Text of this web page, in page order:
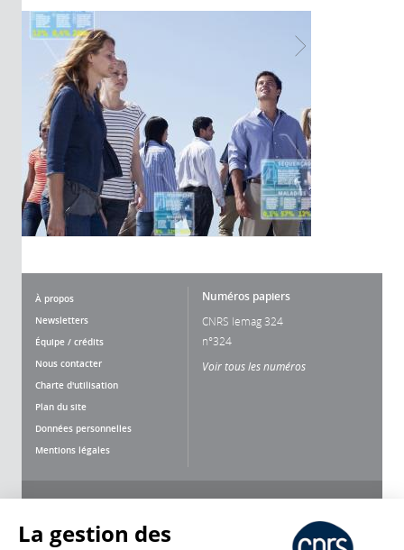
À propos
Newsletters
Équipe / crédits
Nous contacter
Charte d'utilisation
Plan du site
Données personnelles
Mentions légales
Numéros papiers
CNRS lemag 324
n°324
Voir tous les numéros
La gestion des